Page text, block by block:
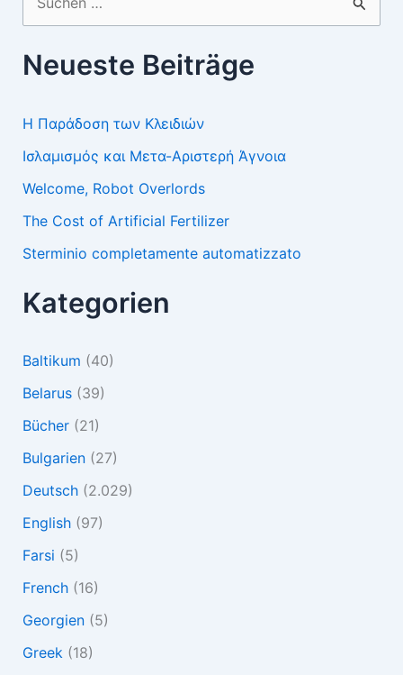
nach:
Neueste Beiträge
Η Παράδοση των Κλειδιών
Ισλαμισμός και Μετα-Αριστερή Άγνοια
Welcome, Robot Overlords
The Cost of Artificial Fertilizer
Sterminio completamente automatizzato
Kategorien
Baltikum (40)
Belarus(39)
Bücher(21)
Bulgarien(27)
Deutsch(2.029)
English(97)
Farsi (5)
French(16)
Georgien(5)
Greek(18)